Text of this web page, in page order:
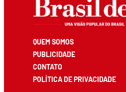
QUEM SOMOS
PUBLICIDADE
CONTATO
POLÍTICA DE PRIVACIDADE